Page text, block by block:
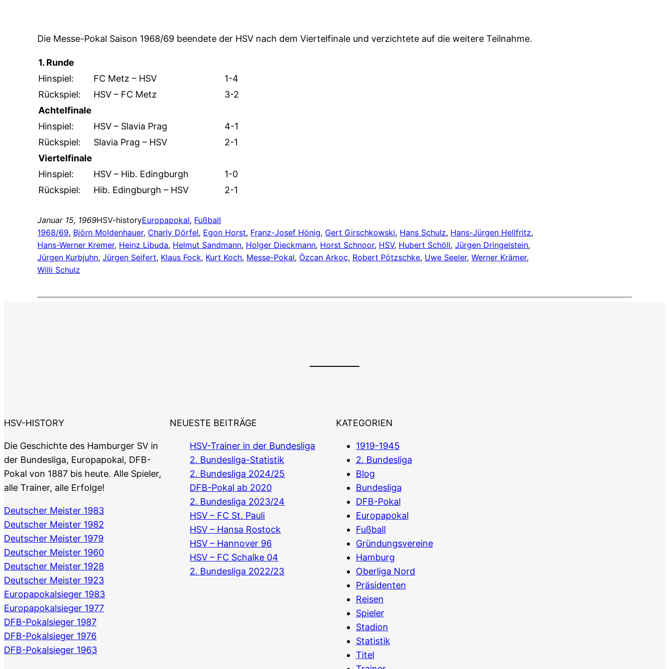
Die Messe-Pokal Saison 1968/69 beendete der HSV nach dem Viertelfinale und verzichtete auf die weitere Teilnahme.
1. Runde
Hinspiel:
FC Metz – HSV
1-4
Rückspiel:
HSV – FC Metz
3-2
Achtelfinale
Hinspiel:
HSV – Slavia Prag
4-1
Rückspiel:
Slavia Prag – HSV
2-1
Viertelfinale
Hinspiel:
HSV – Hib. Edingburgh
1-0
Rückspiel:
Hib. Edingburgh – HSV 2-1
Januar 15, 1969HSV-historyEuropapokal, Fußball
1968/69, Björn Moldenhauer, Charly Dörfel, Egon Horst, Franz-Josef Hönig, Gert Girschkowski, Hans Schulz, Hans-Jürgen Hellfritz
Hans-Werner Kremer, Heinz Libuda, Helmut Sandmann, Holger Dieckmann, Horst Schnoor, HSV, Hubert Schöll, Jürgen Dringelstein
Jürgen Kurbjuhn, Jürgen Seifert, Klaus Fock, Kurt Koch, Messe-Pokal, Özcan Arkoç, Robert Pötzschke, Uwe Seeler, Werner Krämer
Willi Schulz
HSV-HISTORY
Die Geschichte des Hamburger SV in
der Bundesliga, Europapokal, DFB-
Pokal von 1887 bis heute. Alle Spieler,
alle Trainer, alle Erfolge!
Deutscher Meister 1983
Deutscher Meister 1982
Deutscher Meister 1979
Deutscher Meister 1960
Deutscher Meister 1928
Deutscher Meister 1923
Europapokalsieger 1983
Europapokalsieger 1977
DFB-Pokalsieger 1987
DFB-Pokalsieger 1976
DFB-Pokalsieger 1963
NEUESTE BEITRÄGE
HSV-Trainer in der Bundesliga
2. Bundesliga-Statistik
2. Bundesliga 2024/25
DFB-Pokal ab 2020
2. Bundesliga 2023/24
HSV – FC St. Pauli
HSV – Hansa Rostock
HSV – Hannover 96
HSV – FC Schalke 04
2. Bundesliga 2022/23
KATEGORIEN
1919-1945
2. Bundesliga
Blog
Bundesliga
DFB-Pokal
Europapokal
Fußball
Gründungsvereine
Hamburg
Oberliga Nord
Präsidenten
Reisen
Spieler
Stadion
Statistik
Titel